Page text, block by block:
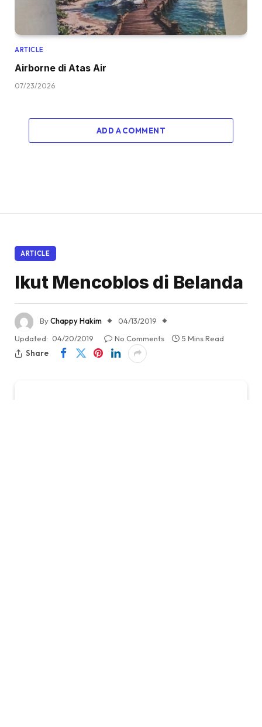
ARTICLE
Airborne di Atas Air
07/23/2026
ADD A COMMENT
ARTICLE
Ikut Mencoblos di Belanda
ByChappy Hakim
04/13/2019
Updated: 04/20/2019 No Comments
5 Mins Read
Share